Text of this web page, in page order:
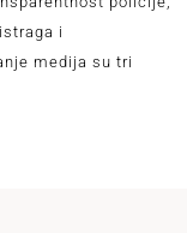
i
medija su tri